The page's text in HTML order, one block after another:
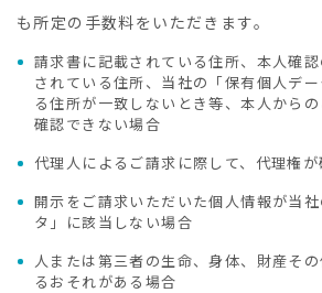
も所定の手数料をいただきます。
請求書に記載されている住所、本人確
されている住所、当社の「保有個人デ
る住所が一致しないとき等、本人から
確認できない場合
代理人によるご請求に際して、代理権
開示をご請求いただいた個人情報が当
タ」に該当しない場合
人または第三者の生命、身体、財産そ
るおそれがある場合